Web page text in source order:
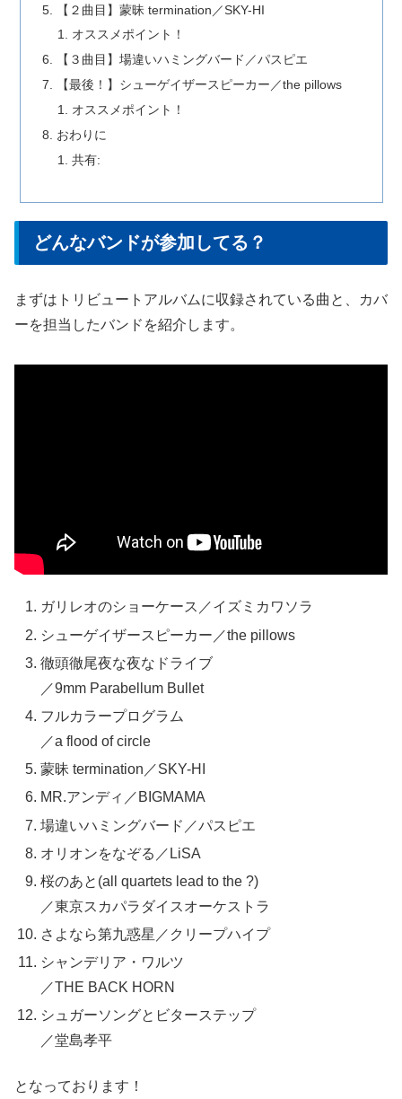
【２曲目】蒙昧 termination／SKY-HI
オススメポイント！
【３曲目】場違いハミングバード／パスピエ
【最後！】シューゲイザースピーカー／the pillows
オススメポイント！
おわりに
共有:
どんなバンドが参加してる？
まずはトリビュートアルバムに収録されている曲と、カバ
ーを担当したバンドを紹介します。
ガリレオのショーケース／イズミカワソラ
シューゲイザースピーカー／the pillows
徹頭徹尾夜な夜なドライブ
／9mm Parabellum Bullet
フルカラープログラム
／a flood of circle
蒙昧 termination／SKY-HI
MR.アンディ／BIGMAMA
場違いハミングバード／パスピエ
オリオンをなぞる／LiSA
桜のあと(all quartets lead to the ?)
／東京スカパラダイスオーケストラ
さよなら第九惑星／クリープハイプ
シャンデリア・ワルツ
／THE BACK HORN
シュガーソングとビターステップ
／堂島孝平
となっております！